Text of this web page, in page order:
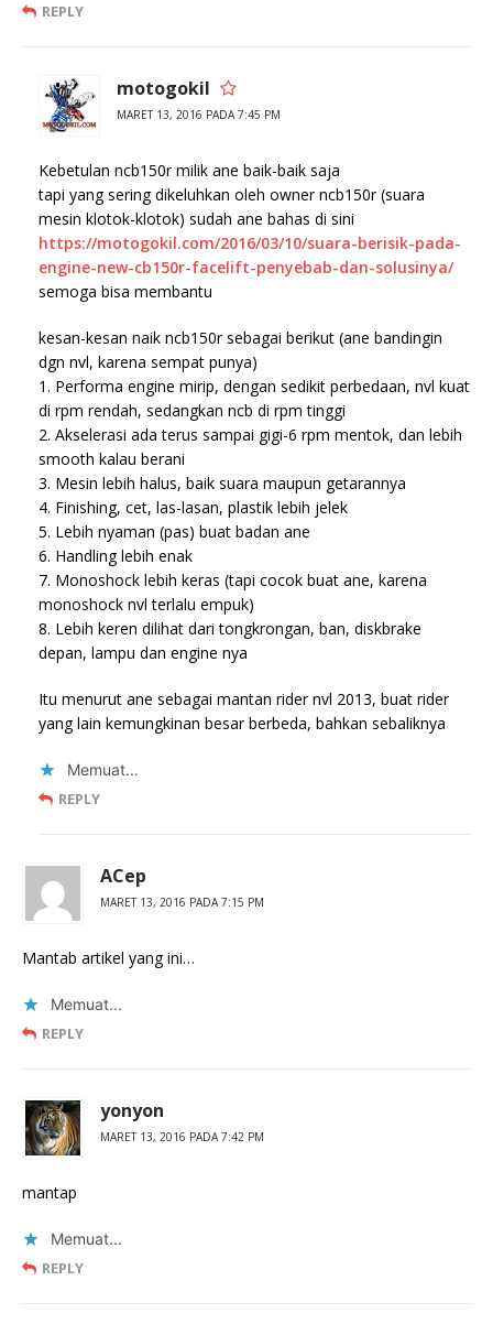
REPLY
motogokil
MARET 13, 2016 PADA 7:45 PM
Kebetulan ncb150r milik ane baik-baik saja
tapi yang sering dikeluhkan oleh owner ncb150r (suara
mesin klotok-klotok) sudah ane bahas di sini
https://motogokil.com/2016/03/10/suara-berisik-pada-
engine-new-cb150r-facelift-penyebab-dan-solusinya/
semoga bisa membantu
kesan-kesan naik ncb150r sebagai berikut (ane bandingin
dgn nvl, karena sempat punya)
1. Performa engine mirip, dengan sedikit perbedaan, nvl kuat
di rpm rendah, sedangkan ncb di rpm tinggi
2. Akselerasi ada terus sampai gigi-6 rpm mentok, dan lebih
smooth kalau berani
3. Mesin lebih halus, baik suara maupun getarannya
4. Finishing, cet, las-lasan, plastik lebih jelek
5. Lebih nyaman (pas) buat badan ane
6. Handling lebih enak
7. Monoshock lebih keras (tapi cocok buat ane, karena
monoshock nvl terlalu empuk)
8. Lebih keren dilihat dari tongkrongan, ban, diskbrake
depan, lampu dan engine nya
Itu menurut ane sebagai mantan rider nvl 2013, buat rider
yang lain kemungkinan besar berbeda, bahkan sebaliknya
Memuat...
REPLY
ACep
MARET 13, 2016 PADA 7:15 PM
Mantab artikel yang ini…
Memuat...
REPLY
yonyon
MARET 13, 2016 PADA 7:42 PM
mantap
Memuat...
REPLY